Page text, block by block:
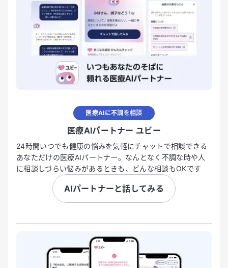
医療AIに不調を相談
医療AIパートナー ユビー
24時間いつでも健康の悩みを気軽にチャットで相談できる
あなただけの医療AIパートナー。なんとなく不調な時や人
に相談しづらい悩みがあるときも、どんな相談もOKです
AIパートナーと話してみる